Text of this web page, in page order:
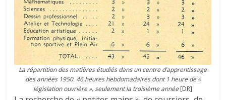
La répartition des matières étudiés dans un centre d’apprentissage
des années 1950. 46 heures hebdomadaires dont 1 heure de «
législation ouvrière », seulement la troisième année [DR]